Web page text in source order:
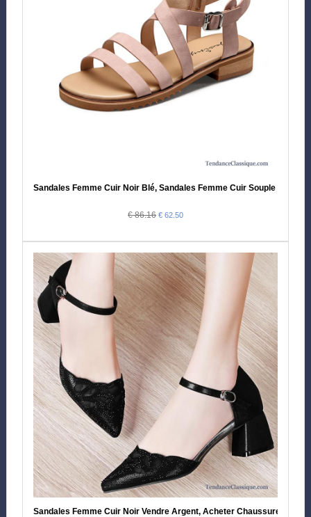
Sandales Femme Cuir Noir Blé, Sandales Femme Cuir Souple Pas
€ 86.16 € 62.50
Sandales Femme Cuir Noir Vendre Argent, Acheter Chaussures